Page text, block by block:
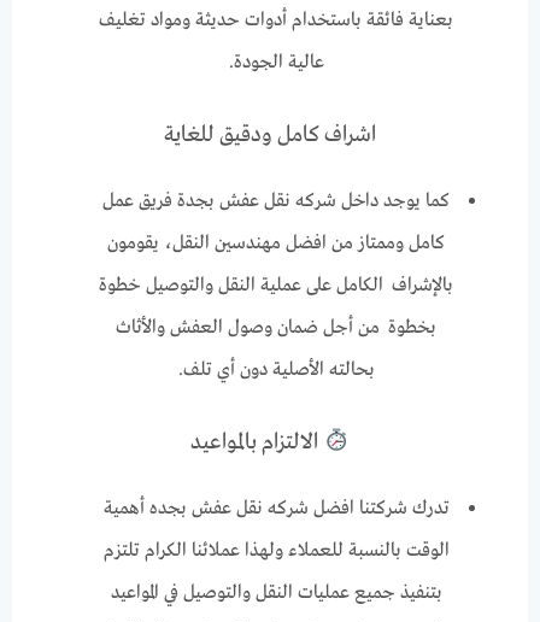
بعناية فائقة باستخدام أدوات حديثة ومواد تغليف
عالية الجودة.
اشراف كامل ودقيق للغاية
كما يوجد داخل شركه نقل عفش بجدة فريق عمل
كامل وممتاز من افضل مهندسين النقل، يقومون
بالإشراف الكامل على عملية النقل والتوصيل خطوة
بخطوة من أجل ضمان وصول العفش والأثاث
بحالته الأصلية دون أي تلف.
الالتزام بالمواعيد
تدرك شركتنا افضل شركه نقل عفش بجده أهمية
الوقت بالنسبة للعملاء ولهذا عملائنا الكرام تلتزم
بتنفيذ جميع عمليات النقل والتوصيل في المواعيد